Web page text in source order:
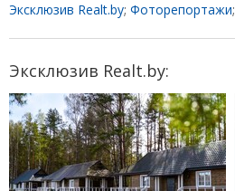
Эксклюзив Realt.by; Фоторепортажи;
Эксклюзив Realt.by: